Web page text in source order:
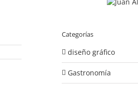
Categorías
diseño gráfico
Gastronomía